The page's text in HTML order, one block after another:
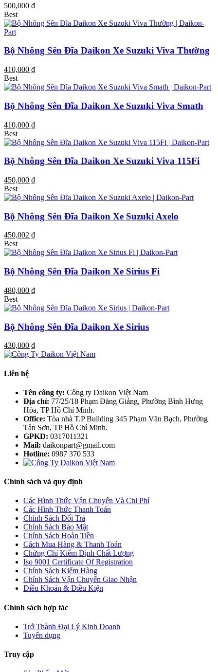
500,000 ₫
Best
Bộ Nhông Sên Đĩa Daikon Xe Suzuki Viva Thường
410,000 ₫
Best
Bộ Nhông Sên Đĩa Daikon Xe Suzuki Viva Smath
410,000 ₫
Best
Bộ Nhông Sên Đĩa Daikon Xe Suzuki Viva 115Fi
450,000 ₫
Best
Bộ Nhông Sên Đĩa Daikon Xe Suzuki Axelo
450,002 ₫
Best
Bộ Nhông Sên Đĩa Daikon Xe Sirius Fi
480,000 ₫
Best
Bộ Nhông Sên Đĩa Daikon Xe Sirius
430,000 ₫
Liên hệ
Tên công ty: Công ty Daikon Việt Nam
Địa chỉ: 77/25/18 Phạm Đăng Giảng, Phường Bình Hưng
Hòa, TP Hồ Chí Minh.
Office: Tòa nhà T.P Building 345 Phạm Văn Bạch, Phường
Tân Sơn, TP Hồ Chí Minh.
GPKD: 0317011321
Mail: daikonpart@gmail.com
Hotline: 0987 370 533
Chính sách và quy định
Các Hình Thức Vận Chuyển Và Chi Phí
Các Hình Thức Thanh Toán
Chính Sách Đổi Trả
Chính Sách Bảo Mật
Chính Sách Hoàn Tiền
Cách Mua Hàng & Thanh Toán
Chứng Chỉ Kiểm Định Chất Lượng
Iso 9001 Certificate Of Registration
Chính Sách Kiểm Hàng
Chính Sách Vận Chuyển Giao Nhận
Điều Khoản & Điều Kiện
Chính sách hợp tác
Trở Thành Đại Lý Kinh Doanh
Tuyển dụng
Truy cập